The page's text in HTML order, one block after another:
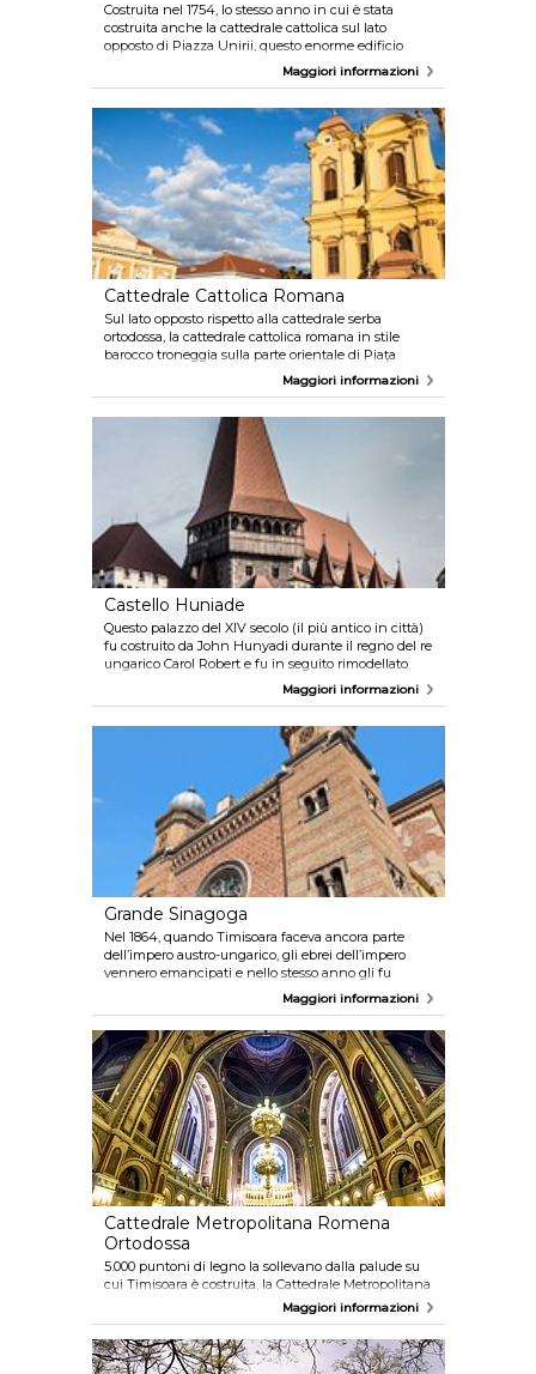
Costruita nel 1754, lo stesso anno in cui è stata
costruita anche la cattedrale cattolica sul lato
opposto di Piazza Unirii, questo enorme edificio
testimonia il fatto che Timisoara, non solo sorge sul
confine con la Serbia, ma è strettamente legata a
Maggiori informazioni
Cattedrale Cattolica Romana
Sul lato opposto rispetto alla cattedrale serba
ortodossa, la cattedrale cattolica romana in stile
barocco troneggia sulla parte orientale di Piaţa
Unirii. Al suo interno, alle spalle dell'altare potrai
ammirare, tra le altre opere, il quadro di
Maggiori informazioni
Castello Huniade
Questo palazzo del XIV secolo (il più antico in città)
fu costruito da John Hunyadi durante il regno del re
ungarico Carol Robert e fu in seguito rimodellato
dagli Asburgo alla fine del XVIII secolo. Oltre ad
ammirarne la struttura esterna, al suo interno
Maggiori informazioni
Grande Sinagoga
Nel 1864, quando Timisoara faceva ancora parte
dell’impero austro-ungarico, gli ebrei dell’impero
vennero emancipati e nello stesso anno gli fu
concesso il diritto di costruire questa grande
sinagoga, che fu poi trasformata nel Museo della
Storia degli Ebrei Romeni.
Maggiori informazioni
Cattedrale Metropolitana Romena
Ortodossa
5.000 puntoni di legno la sollevano dalla palude su
cui Timisoara è costruita, la Cattedrale Metropolitana
Romena Ortodossa è stata costruita tra il 1936 e il
1946 ed è sormontata dalle croci in memoria dei
caduti della rivoluzione del 1989. Inoltre, questa
cattedrale, ad oggi considerata uno dei simboli della
Maggiori informazioni